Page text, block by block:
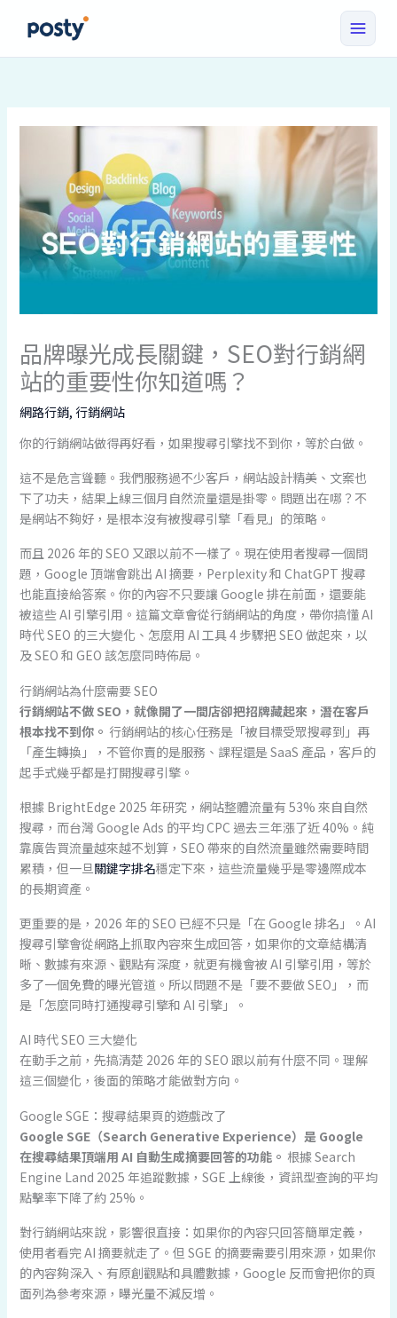
品牌曝光成長關鍵，SEO對行銷網
站的重要性你知道嗎？
網路行銷, 行銷網站
你的行銷網站做得再好看，如果搜尋引擎找不到你，等於白做。
這不是危言聳聽。我們服務過不少客戶，網站設計精美、文案也
下了功夫，結果上線三個月自然流量還是掛零。問題出在哪？不
是網站不夠好，是根本沒有被搜尋引擎「看見」的策略。
而且 2026 年的 SEO 又跟以前不一樣了。現在使用者搜尋一個問
題，Google 頂端會跳出 AI 摘要，Perplexity 和 ChatGPT 搜尋
也能直接給答案。你的內容不只要讓 Google 排在前面，還要能
被這些 AI 引擎引用。這篇文章會從行銷網站的角度，帶你搞懂 AI
時代 SEO 的三大變化、怎麼用 AI 工具 4 步驟把 SEO 做起來，以
及 SEO 和 GEO 該怎麼同時佈局。
行銷網站為什麼需要 SEO
行銷網站不做 SEO，就像開了一間店卻把招牌藏起來，潛在客戶
根本找不到你。 行銷網站的核心任務是「被目標受眾搜尋到」再
「產生轉換」，不管你賣的是服務、課程還是 SaaS 產品，客戶的
起手式幾乎都是打開搜尋引擎。
根據 BrightEdge 2025 年研究，網站整體流量有 53% 來自自然
搜尋，而台灣 Google Ads 的平均 CPC 過去三年漲了近 40%。純
靠廣告買流量越來越不划算，SEO 帶來的自然流量雖然需要時間
累積，但一旦關鍵字排名穩定下來，這些流量幾乎是零邊際成本
的長期資產。
更重要的是，2026 年的 SEO 已經不只是「在 Google 排名」。AI
搜尋引擎會從網路上抓取內容來生成回答，如果你的文章結構清
晰、數據有來源、觀點有深度，就更有機會被 AI 引擎引用，等於
多了一個免費的曝光管道。所以問題不是「要不要做 SEO」，而
是「怎麼同時打通搜尋引擎和 AI 引擎」。
AI 時代 SEO 三大變化
在動手之前，先搞清楚 2026 年的 SEO 跟以前有什麼不同。理解
這三個變化，後面的策略才能做對方向。
Google SGE：搜尋結果頁的遊戲改了
Google SGE（Search Generative Experience）是 Google
在搜尋結果頂端用 AI 自動生成摘要回答的功能。 根據 Search
Engine Land 2025 年追蹤數據，SGE 上線後，資訊型查詢的平均
點擊率下降了約 25%。
對行銷網站來說，影響很直接：如果你的內容只回答簡單定義，
使用者看完 AI 摘要就走了。但 SGE 的摘要需要引用來源，如果你
的內容夠深入、有原創觀點和具體數據，Google 反而會把你的頁
面列為參考來源，曝光量不減反增。